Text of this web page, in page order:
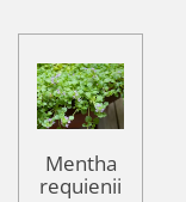
Mentha
requienii